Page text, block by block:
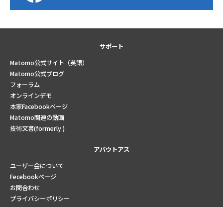
サポート
Matomo公式サイト（英語）
Matomo公式ブログ
フォーラム
オンラインデモ
本家Facebookページ
Matomo関連の動画
技術文書(formerly )
アバウトアス
ユーザー会について
Fecebookページ
お問合わせ
プライバシーポリシー